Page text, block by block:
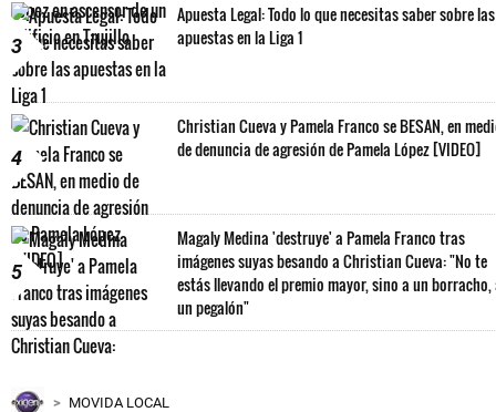
3
Apuesta Legal: Todo lo que necesitas saber sobre las
apuestas en la Liga 1
4
Christian Cueva y Pamela Franco se BESAN, en
de denuncia de agresión de Pamela López [VIDEO]
5
Magaly Medina 'destruye' a Pamela Franco tras
imágenes suyas besando a Christian Cueva: "No te
estás llevando el premio mayor, sino a un borracho,
un pegalón"
MOVIDA LOCAL